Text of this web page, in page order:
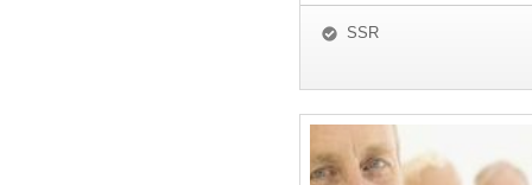
SSR